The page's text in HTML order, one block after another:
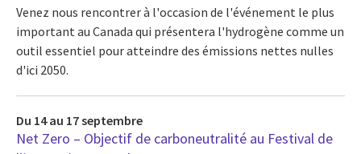
Venez nous rencontrer à l'occasion de l'événement le plus
important au Canada qui présentera l'hydrogène comme un
outil essentiel pour atteindre des émissions nettes nulles
d'ici 2050.
Du 14 au 17 septembre
Net Zero – Objectif de carboneutralité au Festival de